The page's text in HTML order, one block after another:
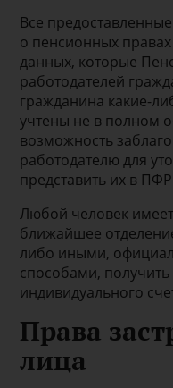
Все
о пенсионных
данных, которые
работодателей
гражданина какие-
учтены не в полном
возможность
работодателю для
представить их в
Любой человек
ближайшее
либо иными,
способами, получить
индивидуального
Права
лица